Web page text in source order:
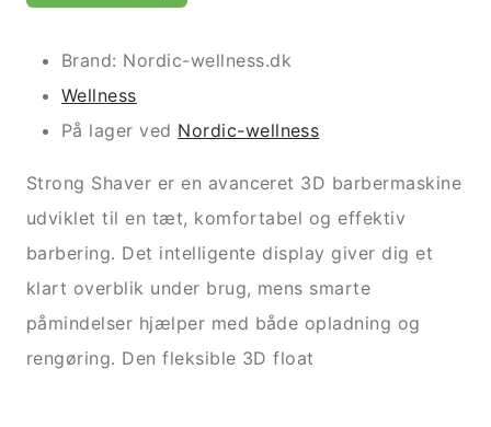
Brand: Nordic-wellness.dk
Wellness
På lager ved Nordic-wellness
Strong Shaver er en avanceret 3D barbermaskine
udviklet til en tæt, komfortabel og effektiv
barbering. Det intelligente display giver dig et
klart overblik under brug, mens smarte
påmindelser hjælper med både opladning og
rengøring. Den fleksible 3D float